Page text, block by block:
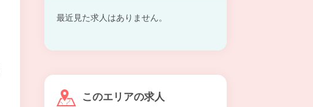
最近見た求人はありません。
このエリアの求人